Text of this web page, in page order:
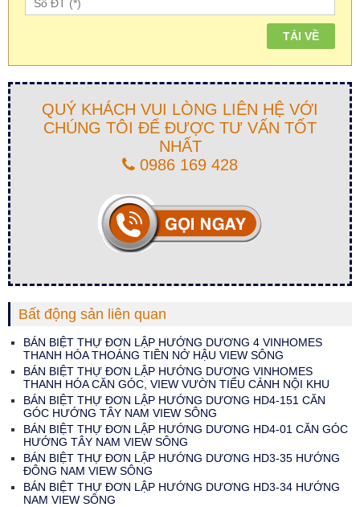
QUÝ KHÁCH VUI LÒNG LIÊN HỆ VỚI
CHÚNG TÔI ĐỂ ĐƯỢC TƯ VẤN TỐT
NHẤT
0986 169 428
Bất động sản liên quan
BÁN BIỆT THỰ ĐƠN LẬP HƯỚNG DƯƠNG 4 VINHOMES
THANH HÓA THOÁNG TIỀN NỞ HẬU VIEW SÔNG
BÁN BIỆT THỰ ĐƠN LẬP HƯỚNG DƯƠNG VINHOMES
THANH HÓA CĂN GÓC, VIEW VƯỜN TIỂU CẢNH NỘI KHU
BÁN BIỆT THỰ ĐƠN LẬP HƯỚNG DƯƠNG HD4-151 CĂN
GÓC HƯỚNG TÂY NAM VIEW SÔNG
BÁN BIỆT THỰ ĐƠN LẬP HƯỚNG DƯƠNG HD4-01 CĂN GÓC
HƯỚNG TÂY NAM VIEW SÔNG
BÁN BIỆT THỰ ĐƠN LẬP HƯỚNG DƯƠNG HD3-35 HƯỚNG
ĐÔNG NAM VIEW SÔNG
BÁN BIỆT THỰ ĐƠN LẬP HƯỚNG DƯƠNG HD3-34 HƯỚNG
NAM VIEW SÔNG